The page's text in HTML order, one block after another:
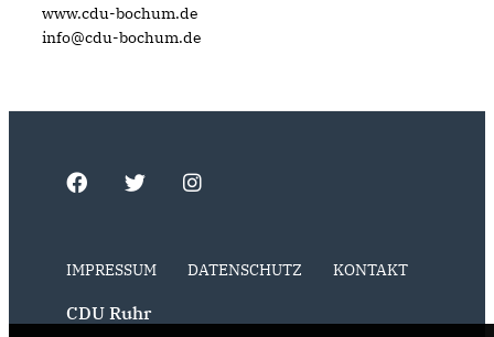
www.cdu-bochum.de
info@cdu-bochum.de
IMPRESSUM DATENSCHUTZ KONTAKT
CDU Ruhr